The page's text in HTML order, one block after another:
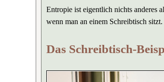
Entropie ist eigentlich nichts anderes
wenn man an einem Schreibtisch sitzt.
Das Schreibtisch-